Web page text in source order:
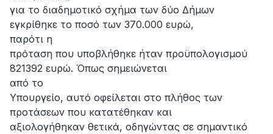
για το διαδημοτικό σχήμα των δύο Δήμων
εγκρίθηκε το ποσό των 370.000 ευρώ,
παρότι η
πρόταση που υποβλήθηκε ήταν προϋπολογισμού
821392 ευρώ. Όπως σημειώνεται
από το
Υπουργείο, αυτό οφείλεται στο πλήθος των
προτάσεων που κατατέθηκαν και
αξιολογήθηκαν θετικά, οδηγώντας σε σημαντικό